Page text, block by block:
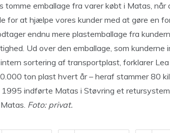
tomme emballage fra varer købt i Matas, når
for at hjælpe vores kunder med at gøre en
endnu mere plastemballage fra
Ud over den emballage, som kunderne
sortering af transportplast, forklarer
ton plast hvert år – heraf stammer 80
indførte Matas i Støvring et
Foto: privat.